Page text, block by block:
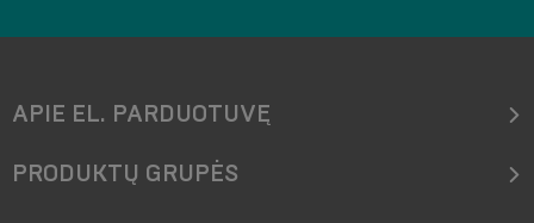
APIE EL. PARDUOTUVĘ
PRODUKTŲ GRUPĖS